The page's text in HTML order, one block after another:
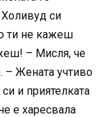
си
ти не кажеш
– Мисля, че
– Жената учтиво
и приятелката
е харесвала